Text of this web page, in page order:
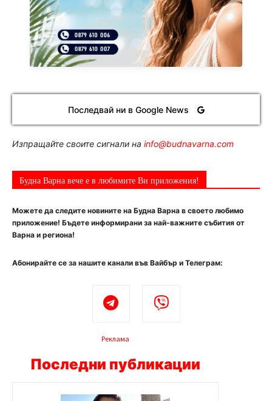
Последвай ни в Google News
Изпращайте своите сигнали на info@budnavarna.com
Будна Варна вече е в любимите Ви приложения!
Можете да следите новините на Будна Варна в своето любимо
приложение! Бъдете информирани за най-важните събития от
Варна и региона!
Абонирайте се за нашите канали във Вайбър и Телеграм:
Реклама
Последни публикации